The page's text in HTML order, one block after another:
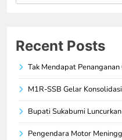
Recent Posts
Tak Mendapat
M1R-SSB Gelar
Bupati Sukabumi
Pengendara Motor